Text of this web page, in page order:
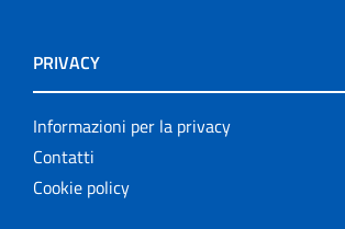
PRIVACY
Informazioni per la privacy
Contatti
Cookie policy